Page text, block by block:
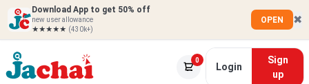
Download App to get 50% off
new user allowance
★★★★★ (430k+)
OPEN ✖
0
Login
Sign
up